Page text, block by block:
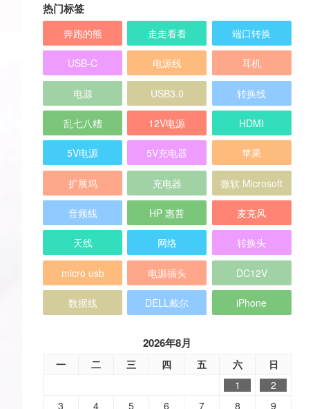
热门标签
奔跑的熊 走走看看 端口转换
USB-C 电源线 耳机
电源 USB3.0 转换线
乱七八糟 12V电源 HDMI
5V电源 5V充电器 苹果
扩展坞 充电器 微软 Microsoft
音频线 HP 惠普 麦克风
天线 网络 转换头
micro usb 电源插头 DC12V
数据线 DELL戴尔 iPhone
2026年8月
一 二 三 四 五 六
日
1
2
3
4 5 6 7 8 9